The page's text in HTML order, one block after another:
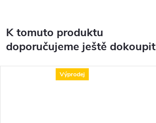
K tomuto produktu
doporučujeme ještě dokoupit
Výprodej